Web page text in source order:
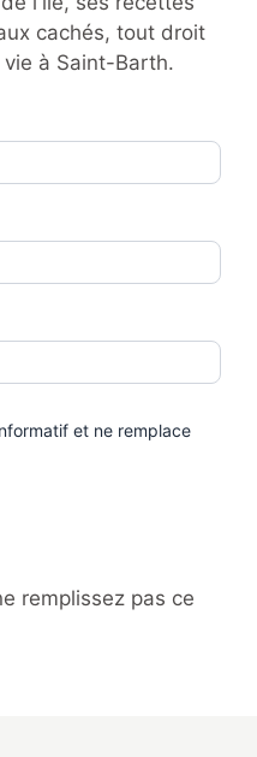
cachés, tout droit
à Saint-Barth.
et ne remplace
remplissez pas ce